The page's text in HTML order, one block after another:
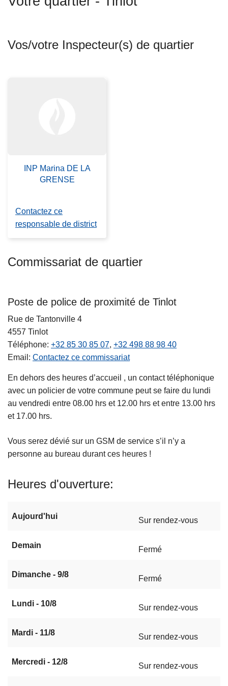
Vos/votre Inspecteur(s) de quartier
INP Marina DE LA
GRENSE
Contactez ce
responsable de district
Commissariat de quartier
Poste de police de proximité de Tinlot
Rue de Tantonville 4
4557 Tinlot
Téléphone +32 85 30 85 07 +32 498 88 98 40
Email
Contactez ce commissariat
En dehors des heures d’accueil , un contact téléphonique
avec un policier de votre commune peut se faire du lundi
au vendredi entre 08.00 hrs et 12.00 hrs et entre 13.00 hrs
et 17.00 hrs.
Vous serez dévié sur un GSM de service s’il n’y a
personne au bureau durant ces heures !
Heures d'ouverture
Aujourd'hui Sur rendez-vous
Demain Fermé
Dimanche - 9/8 Fermé
Lundi - 10/8 Sur rendez-vous
Mardi - 11/8 Sur rendez-vous
Mercredi - 12/8 Sur rendez-vous